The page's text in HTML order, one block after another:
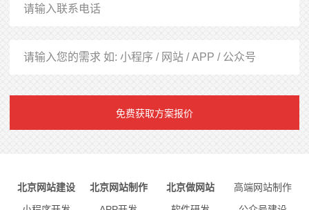
免费获取方案报价
北京网站建设 北京网站制作 北京做网站
高端网站制作